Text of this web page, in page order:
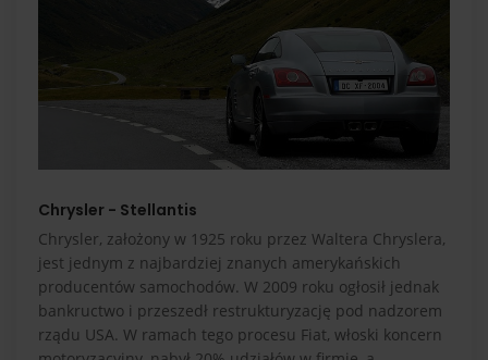
Chrysler - Stellantis
Chrysler, założony w 1925 roku przez Waltera Chryslera,
jest jednym z najbardziej znanych amerykańskich
producentów samochodów. W 2009 roku ogłosił jednak
bankructwo i przeszedł restrukturyzację pod nadzorem
rządu USA. W ramach tego procesu Fiat, włoski koncern